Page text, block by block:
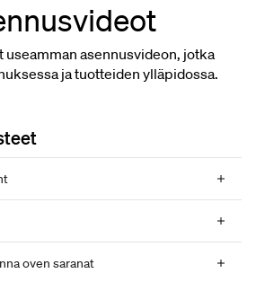
asennusvideon, jotka
ja tuotteiden ylläpidossa.
oven saranat